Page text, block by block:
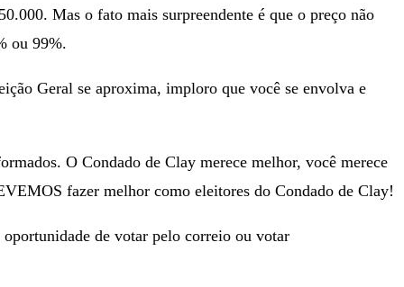
Mas o fato mais surpreendente é que o preço não
ou 99%.
Geral se aproxima, imploro que você se envolva e
O Condado de Clay merece melhor, você merece
fazer melhor como eleitores do Condado de Clay!
de votar pelo correio ou votar